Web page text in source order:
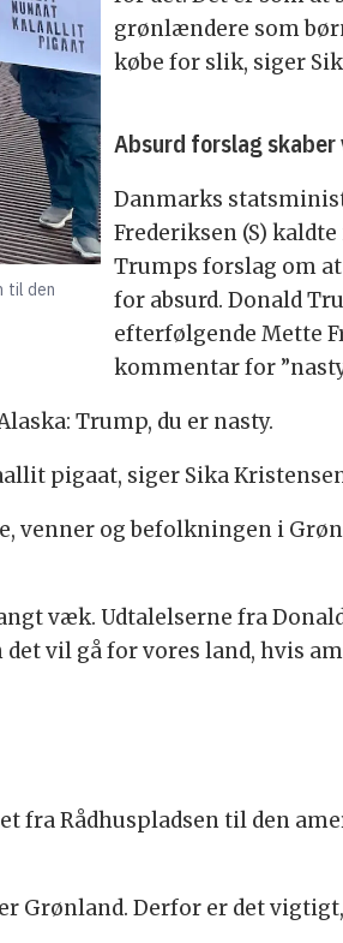
til den
grønlændere som
købe for slik, siger
Absurd forslag skaber
Danmarks
Frederiksen (S) kaldte
Trumps forslag om
for absurd. Donald
efterfølgende Mette
kommentar for
Trump, du er nasty.
pigaat, siger Sika
venner og befolkningen i
væk. Udtalelserne fra
vil gå for vores land, hvis
fra Rådhuspladsen til den
Grønland. Derfor er det